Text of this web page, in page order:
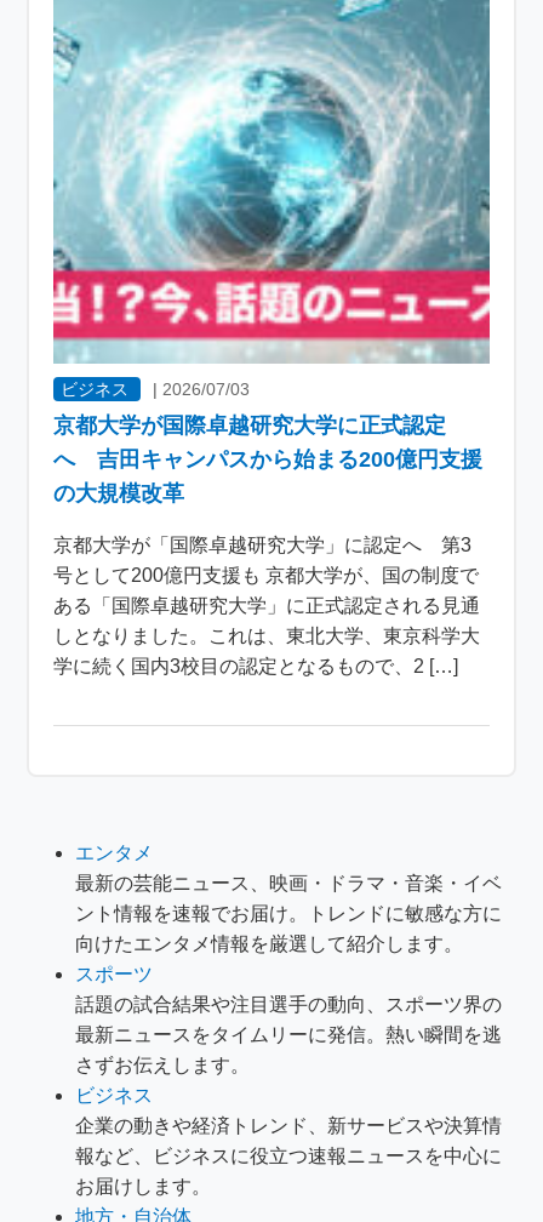
ビジネス |2026/07/03
京都大学が国際卓越研究大学に正式認定
へ 吉田キャンパスから始まる200億円支援
の大規模改革
京都大学が「国際卓越研究大学」に認定へ 第3
号として200億円支援も 京都大学が、国の制度で
ある「国際卓越研究大学」に正式認定される見通
しとなりました。これは、東北大学、東京科学大
学に続く国内3校目の認定となるもので、2 […]
エンタメ
最新の芸能ニュース、映画・ドラマ・音楽・イベ
ント情報を速報でお届け。トレンドに敏感な方に
向けたエンタメ情報を厳選して紹介します。
スポーツ
話題の試合結果や注目選手の動向、スポーツ界の
最新ニュースをタイムリーに発信。熱い瞬間を逃
さずお伝えします。
ビジネス
企業の動きや経済トレンド、新サービスや決算情
報など、ビジネスに役立つ速報ニュースを中心に
お届けします。
地方・自治体